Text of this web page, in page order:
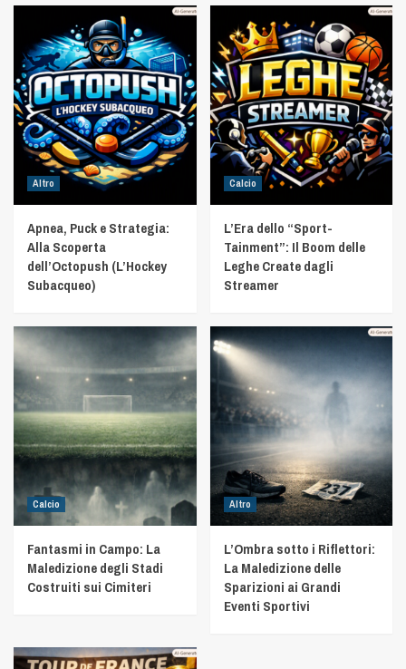
Altro
Apnea, Puck e Strategia:
Alla Scoperta
dell’Octopush (L’Hockey
Subacqueo)
Calcio
L’Era dello “Sport-
Tainment”: Il Boom delle
Leghe Create dagli
Streamer
Calcio
Fantasmi in Campo: La
Maledizione degli Stadi
Costruiti sui Cimiteri
Altro
L’Ombra sotto i Riflettori:
La Maledizione delle
Sparizioni ai Grandi
Eventi Sportivi